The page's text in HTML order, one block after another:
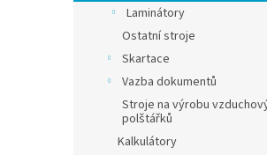
Laminátory
Ostatní stroje
Skartace
Vazba dokumentů
Stroje na výrobu
polštářků
Kalkulátory